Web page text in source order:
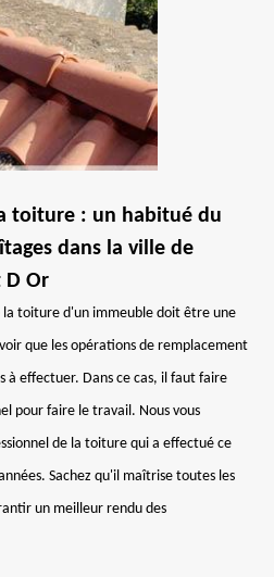
toiture : un habitué du
dans la ville de
D Or
toiture d'un immeuble doit être une
que les opérations de remplacement
à effectuer. Dans ce cas, il faut faire
pour faire le travail. Nous vous
de la toiture qui a effectué ce
Sachez qu'il maîtrise toutes les
un meilleur rendu des